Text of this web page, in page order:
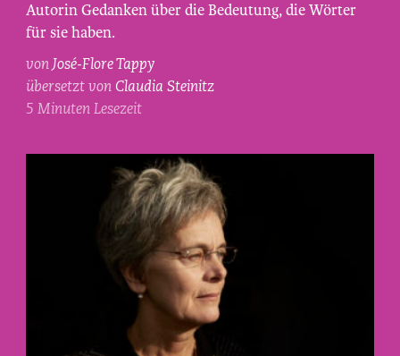
Haas.
Autorin Gedanken über die Bedeutung, die Wörter
für sie haben.
vonJosé-Flore Tappy
übersetzt vonClaudia Steinitz
5 Minuten Lesezeit